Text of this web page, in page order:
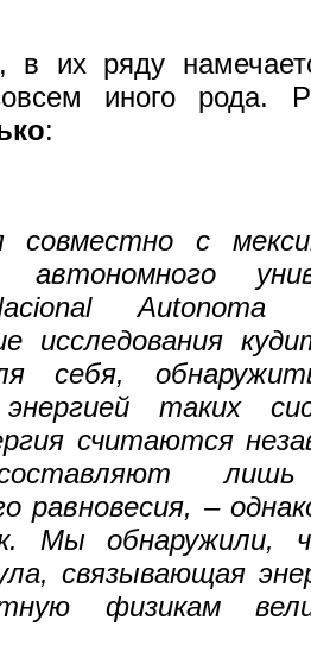
ряду
иного рода.
:
совместно с
автономного
исследования
себя,
таких
считаются
равновесия, –
Мы обнаружили,
связывающая
физикам